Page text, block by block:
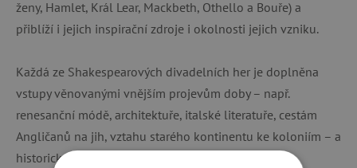
ženy, Hamlet, Král Lear, Mackbeth, Othello a Bouře) a
přiblíží i jejich inspirační zdroje i okolnosti jejich vzniku.
Každá ze Shakespearových divadelních her je doplněna
vstupy věnovanými vnějším projevům doby – např.
renesanční módě, architektuře, italské literatuře, cestám
Angličanů na jih, vztahu starého kontinentu ke koloniím – a
historickým souvislostem.